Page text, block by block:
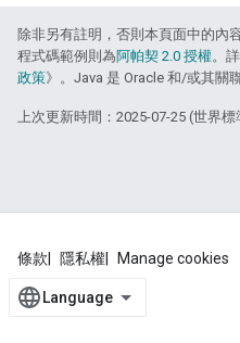
除非另有註明，否則本頁面中的內
程式碼範例則為阿帕契 2.0 授權。
政策》。Java 是 Oracle 和/或其關
上次更新時間：2025-07-25 (世界標
條款 隱私權 Manage cookies